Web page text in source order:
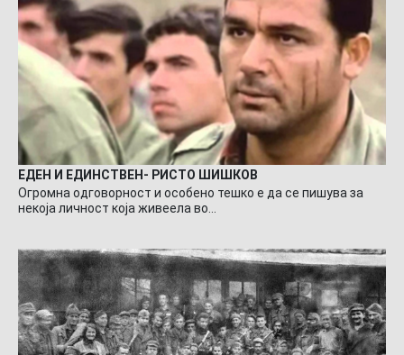
ЕДЕН И ЕДИНСТВЕН- РИСТО ШИШКОВ
Огромна одговорност и особено тешко е да се пишува за
некоја личност која живеела во…